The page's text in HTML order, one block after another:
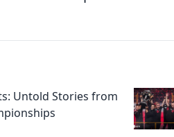
Untold Stories from